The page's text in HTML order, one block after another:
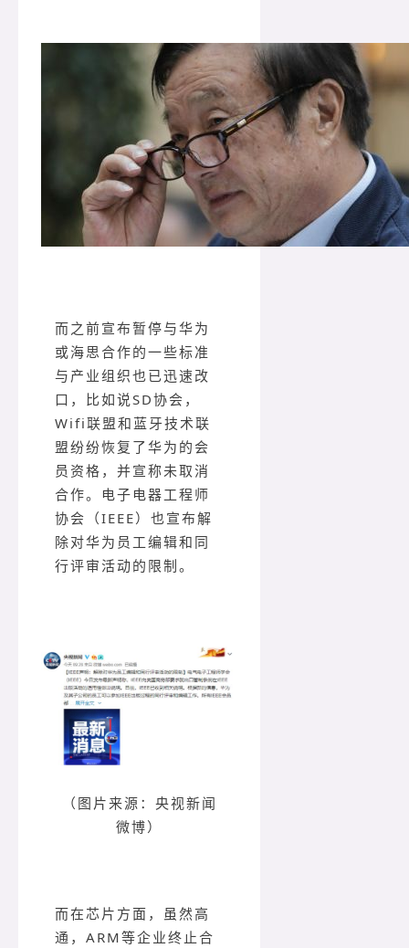
而之前宣布暂停与华为
或海思合作的一些标准
与产业组织也已迅速改
口，比如说SD协会，
Wifi联盟和蓝牙技术联
盟纷纷恢复了华为的会
员资格，并宣称未取消
合作。电子电器工程师
协会（IEEE）也宣布解
除对华为员工编辑和同
行评审活动的限制。
（ 图片来源：央视新闻
微博）
而在芯片方面，虽然高
通，ARM等企业终止合